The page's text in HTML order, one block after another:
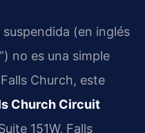
(en inglés
no es una simple
Church, este
Church Circuit
151W, Falls